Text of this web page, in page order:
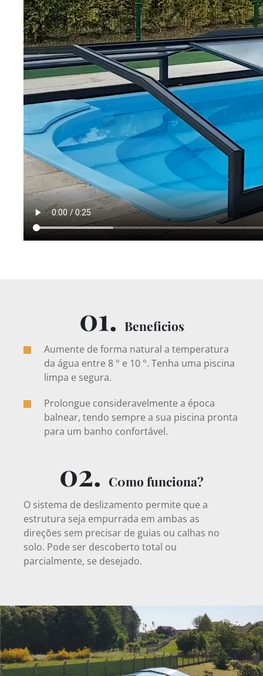
01. Beneficios
Aumente de forma natural a temperatura
da água entre 8 ° e 10 °. Tenha uma piscina
limpa e segura.
Prolongue consideravelmente a época
balnear, tendo sempre a sua piscina pronta
para um banho confortável.
02. C0mo funciona?
O sistema de deslizamento permite que a
estrutura seja empurrada em ambas as
direções sem precisar de guias ou calhas no
solo. Pode ser descoberto total ou
parcialmente, se desejado.